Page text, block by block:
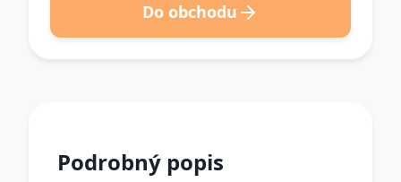
Do obchodu
Podrobný popis